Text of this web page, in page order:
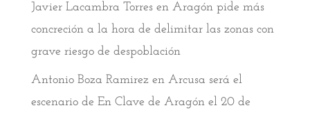
Javier Lacambra Torresen Aragón pide más
concreción a la hora de delimitar las zonas con
grave riesgo de despoblación
Antonio Boza Ramirez en Arcusa será el
escenario de En Clave de Aragón el 20 de